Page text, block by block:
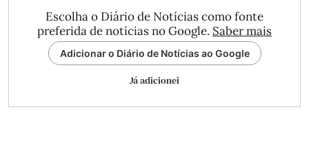
Escolha o Diário de Notícias como fonte
preferida de notícias no Google. Saber mais
Adicionar o Diário de Notícias ao Google
Já adicionei